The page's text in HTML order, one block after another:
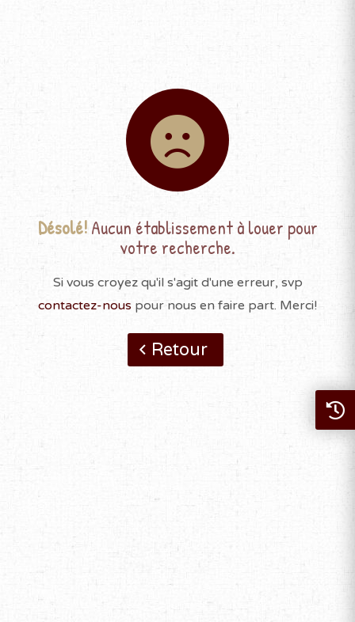
Désolé!Aucun établissement à louer pour
votre recherche.
Si vous croyez qu'il s'agit d'une erreur, svp
contactez-nous pour nous en faire part. Merci!
Retour